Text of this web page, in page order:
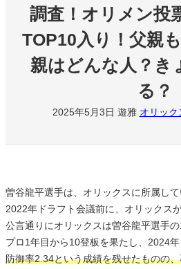
調査！オリメン投
TOP10入り！父親
親はどんな人？き
る？
2025年5月3日 遊雅 オリック
曽谷龍平選手は、オリックスに所属して
2022年ドラフト会議前に、オリックス
公言通りにオリックスは曽谷龍平選手の
プロ1年目から10登板を果たし、2024年
防御率2.34という成績を残せたものの